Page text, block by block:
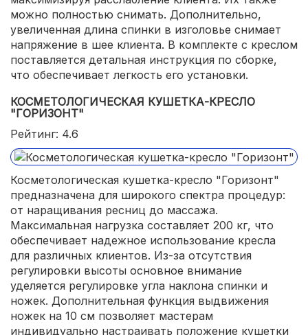
можно полностью снимать. Дополнительно,
увеличенная длина спинки в изголовье снимает
напряжение в шее клиента. В комплекте с креслом
поставляется детальная инструкция по сборке,
что обеспечивает легкость его установки.
КОСМЕТОЛОГИЧЕСКАЯ КУШЕТКА-КРЕСЛО
"ГОРИЗОНТ"
Рейтинг: 4.6
Косметологическая кушетка-кресло "Горизонт"
предназначена для широкого спектра процедур:
от наращивания ресниц до массажа.
Максимальная нагрузка составляет 200 кг, что
обеспечивает надежное использование кресла
для различных клиентов. Из-за отсутствия
регулировки высоты основное внимание
уделяется регулировке угла наклона спинки и
ножек. Дополнительная функция выдвижения
ножек на 10 см позволяет мастерам
индивидуально настраивать положение кушетки